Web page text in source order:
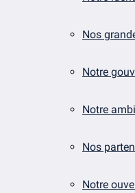
Nos
Notre
Notre
Nos
Notre